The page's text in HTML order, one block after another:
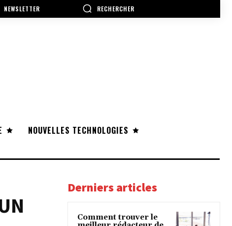
NEWSLETTER RECHERCHER
NOUVELLES TECHNOLOGIES
Derniers articles
Comment trouver le